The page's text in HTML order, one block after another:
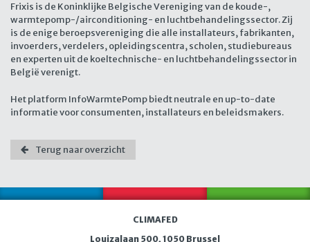
Frixis is de Koninklijke Belgische Vereniging van de koude-,
warmtepomp-/airconditioning- en luchtbehandelingssector. Zij
is de enige beroepsvereniging die alle installateurs, fabrikanten,
invoerders, verdelers, opleidingscentra, scholen, studiebureaus
en experten uit de koeltechnische- en luchtbehandelingssector in
België verenigt.
Het platform InfoWarmtePomp biedt neutrale en up-to-date
informatie voor consumenten, installateurs en beleidsmakers.
Terug naar overzicht
CLIMAFED
Louizalaan 500, 1050 Brussel